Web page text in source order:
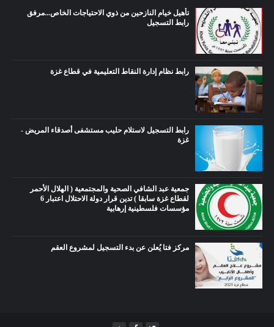
تأهيل خيام النازحين من ذوي الاحتياجات الخاص...مرفق
رابط التسجيل
رابط نظام إدارة النقاط التعليمية في قطاع غزة
رابط التسجيل لاستلام حليب مستشفى أصدقاء المريض -
غزة
جمعية عبد الشافي الصحية والمجتمعية ( الهلال الأحمر
لقطاع غزة سابقا ) تدين قرار دولة الاحتلال اعتبار 6
مؤسسات فلسطينية إرهابية
مركز فتا يُعلن عن بدء التسجيل لمشروع العقم